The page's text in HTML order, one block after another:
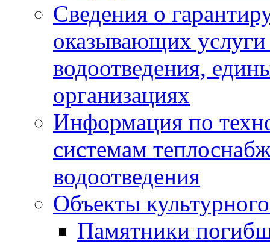
Сведения о
оказывающих
водоотведения,
организациях
Информация по
системам
водоотведения
Объекты
Памятники